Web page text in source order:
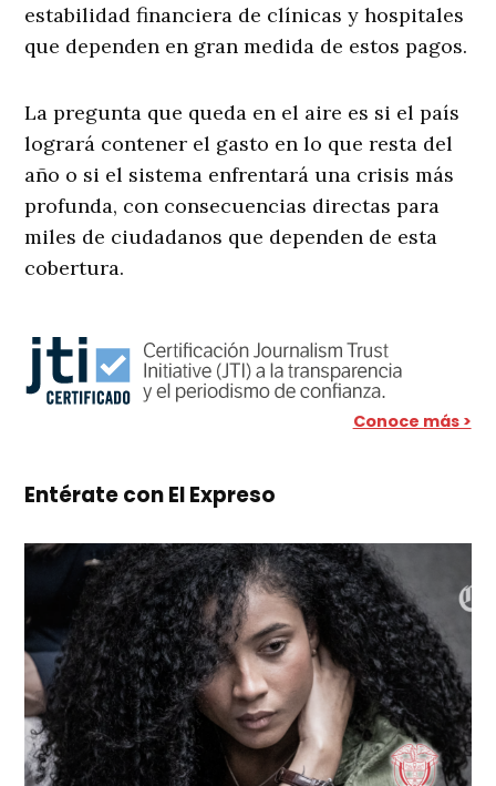
estabilidad financiera de clínicas y hospitales
que dependen en gran medida de estos pagos.
La pregunta que queda en el aire es si el país
logrará contener el gasto en lo que resta del
año o si el sistema enfrentará una crisis más
profunda, con consecuencias directas para
miles de ciudadanos que dependen de esta
cobertura.
Conoce más >
Entérate con El Expreso